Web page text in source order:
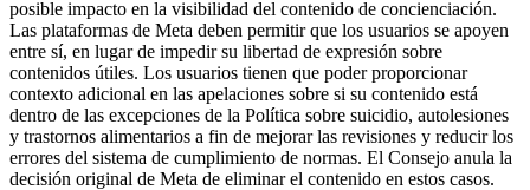
posible impacto en la visibilidad del contenido de concienciación.
Las plataformas de Meta deben permitir que los usuarios se apoyen
entre sí, en lugar de impedir su libertad de expresión sobre
contenidos útiles. Los usuarios tienen que poder proporcionar
contexto adicional en las apelaciones sobre si su contenido está
dentro de las excepciones de la Política sobre suicidio, autolesiones
y trastornos alimentarios a fin de mejorar las revisiones y reducir los
errores del sistema de cumplimiento de normas. El Consejo anula la
decisión original de Meta de eliminar el contenido en estos casos.